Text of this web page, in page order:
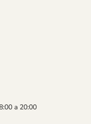
a 20:00